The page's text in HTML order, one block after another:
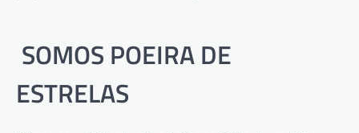
SOMOS POEIRA DE
ESTRELAS